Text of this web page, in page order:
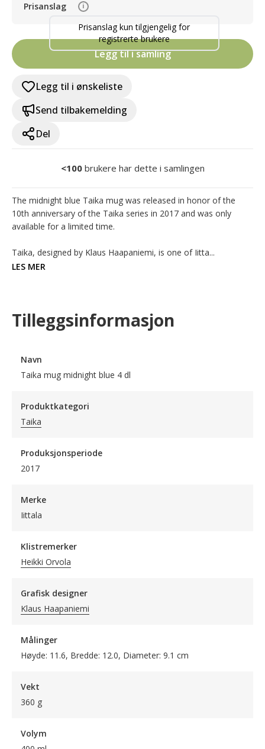
Prisanslag i
Prisanslag kun tilgjengelig for
registrerte brukere
Legg til i samling
Legg til i ønskeliste
Send tilbakemelding
Del
<100 brukere har dette i samlingen
The midnight blue Taika mug was released in honor of the
10th anniversary of the Taika series in 2017 and was only
available for a limited time.
Taika, designed by Klaus Haapaniemi, is one of Iitta...
LES MER
Tilleggsinformasjon
Navn
Taika mug midnight blue 4 dl
Produktkategori
Taika
Produksjonsperiode
2017
Merke
Iittala
Klistremerker
Heikki Orvola
Grafisk designer
Klaus Haapaniemi
Målinger
Høyde: 11.6, Bredde: 12.0, Diameter: 9.1 cm
Vekt
360 g
Volym